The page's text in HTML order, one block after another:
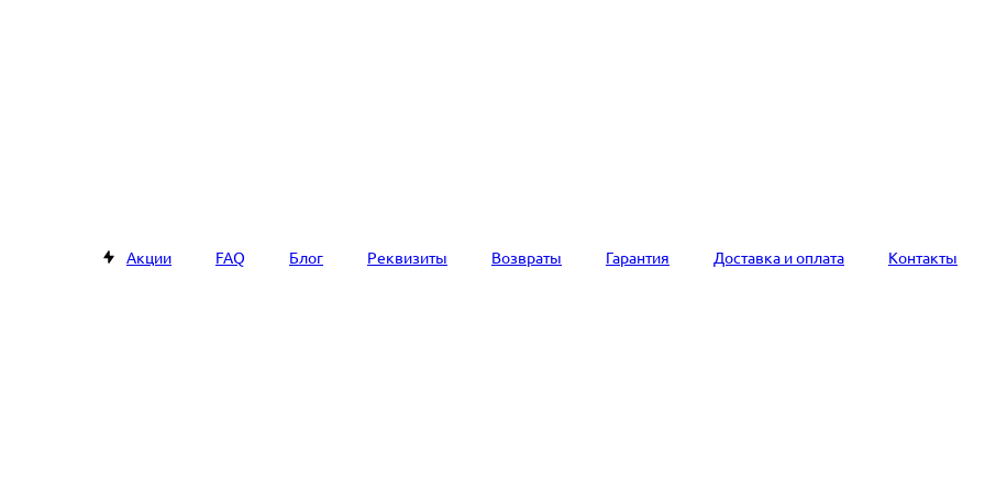
Акции FAQ Блог Реквизиты Возвраты Гарантия Доставка и оплата Контакты